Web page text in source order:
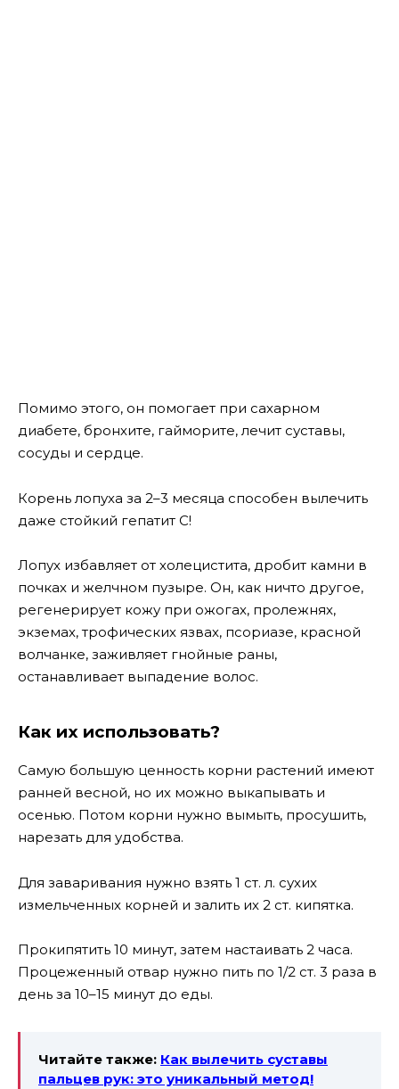
Помимо этого, он помогает при сахарном
диабете, бронхите, гайморите, лечит суставы,
сосуды и сердце.
Корень лопуха за 2–3 месяца способен вылечить
даже стойкий гепатит С!
Лопух избавляет от холецистита, дробит камни в
почках и желчном пузыре. Он, как ничто другое,
регенерирует кожу при ожогах, пролежнях,
экземах, трофических язвах, псориазе, красной
волчанке, заживляет гнойные раны,
останавливает выпадение волос.
Как их использовать?
Самую большую ценность корни растений имеют
ранней весной, но их можно выкапывать и
осенью. Потом корни нужно вымыть, просушить,
нарезать для удобства.
Для заваривания нужно взять 1 ст. л. сухих
измельченных корней и залить их 2 ст. кипятка.
Прокипятить 10 минут, затем настаивать 2 часа.
Процеженный отвар нужно пить по 1/2 ст. 3 раза в
день за 10–15 минут до еды.
Читайте также: Как вылечить суставы
пальцев рук: это уникальный метод!